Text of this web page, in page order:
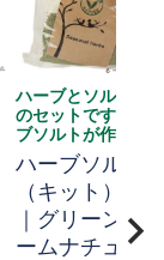
ハーブとソルト、
のセットです、ハ
ブソルトが作れま
ハーブソルト
（キット） 70g
｜グリーンフ
ームナチュレ